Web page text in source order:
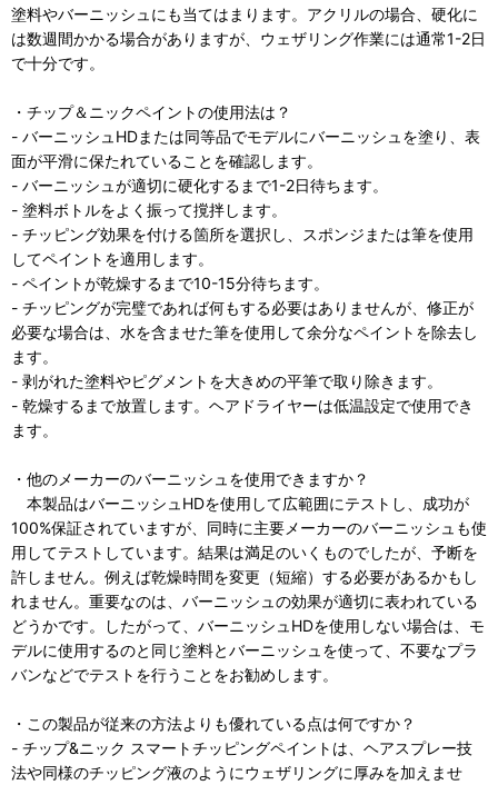
塗料やバーニッシュにも当てはまります。アクリルの場合、硬化に
は数週間かかる場合がありますが、ウェザリング作業には通常1-2日
で十分です。
・チップ＆ニックペイントの使用法は？
- バーニッシュHDまたは同等品でモデルにバーニッシュを塗り、表
面が平滑に保たれていることを確認します。
- バーニッシュが適切に硬化するまで1-2日待ちます。
- 塗料ボトルをよく振って撹拌します。
- チッピング効果を付ける箇所を選択し、スポンジまたは筆を使用
してペイントを適用します。
- ペイントが乾燥するまで10-15分待ちます。
- チッピングが完璧であれば何もする必要はありませんが、修正が
必要な場合は、水を含ませた筆を使用して余分なペイントを除去し
ます。
- 剥がれた塗料やピグメントを大きめの平筆で取り除きます。
- 乾燥するまで放置します。ヘアドライヤーは低温設定で使用でき
ます。
・他のメーカーのバーニッシュを使用できますか？
本製品はバーニッシュHDを使用して広範囲にテストし、成功が
100%保証されていますが、同時に主要メーカーのバーニッシュも使
用してテストしています。結果は満足のいくものでしたが、予断を
許しません。例えば乾燥時間を変更（短縮）する必要があるかもし
れません。重要なのは、バーニッシュの効果が適切に表われている
どうかです。したがって、バーニッシュHDを使用しない場合は、モ
デルに使用するのと同じ塗料とバーニッシュを使って、不要なプラ
バンなどでテストを行うことをお勧めします。
・この製品が従来の方法よりも優れている点は何ですか？
- チップ&ニック スマートチッピングペイントは、ヘアスプレー技
法や同様のチッピング液のようにウェザリングに厚みを加えませ